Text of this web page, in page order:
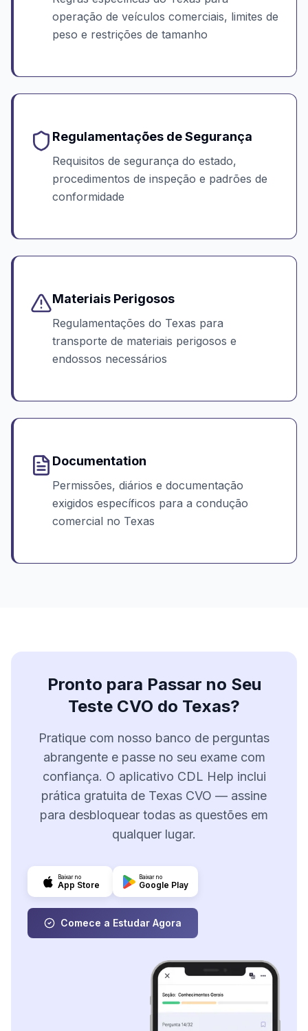
operação de veículos comerciais, limites de
peso e restrições de tamanho
Regulamentações de Segurança
Requisitos de segurança do estado,
procedimentos de inspeção e padrões de
conformidade
Materiais Perigosos
Regulamentações do Texas para
transporte de materiais perigosos e
endossos necessários
Documentation
Permissões, diários e documentação
exigidos específicos para a condução
comercial no Texas
Pronto para Passar no Seu
Teste CVO do Texas?
Pratique com nosso banco de perguntas
abrangente e passe no seu exame com
confiança. O aplicativo CDL Help inclui
prática gratuita de Texas CVO — assine
para desbloquear todas as questões em
qualquer lugar.
Baixar no
App Store
Baixar no
Google Play
Comece a Estudar Agora